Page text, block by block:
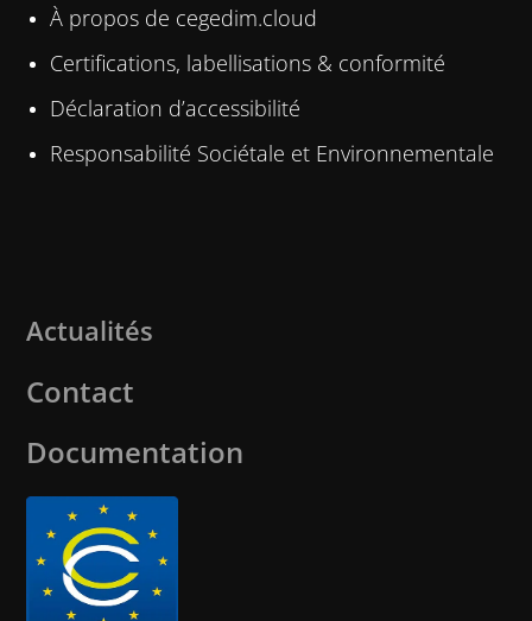
À propos de cegedim.cloud
Certifications, labellisations & conformité
Déclaration d’accessibilité
Responsabilité Sociétale et Environnementale
Actualités
Contact
Documentation